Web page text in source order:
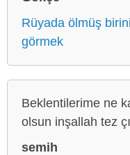
Rüyada ölmüş
görmek
Beklentilerime ne
olsun inşallah tez
semih